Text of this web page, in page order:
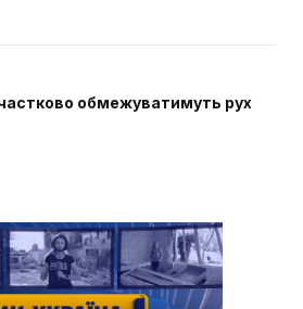
обмежуватимуть рух